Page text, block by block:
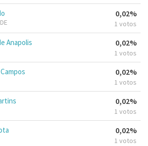
0,02%
1 votos
Anapolis 0,02%
1 votos
0,02%
1 votos
0,02%
1 votos
0,02%
1 votos